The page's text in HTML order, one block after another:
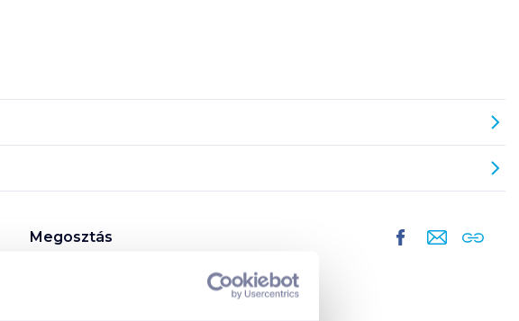
Megosztás